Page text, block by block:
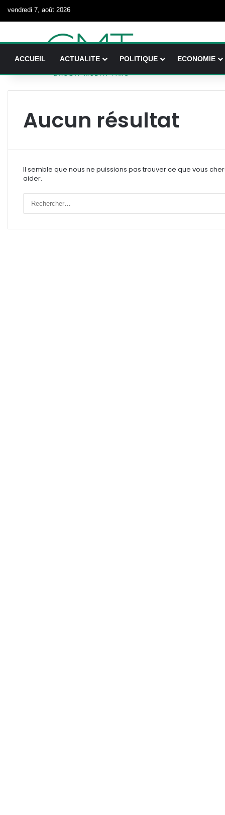
vendredi 7, août 2026
ACCUEIL ACTUALITE POLITIQUE ECONOMIE
Aucun résultat
Il semble que nous ne puissions pas trouver ce que vous
aider.